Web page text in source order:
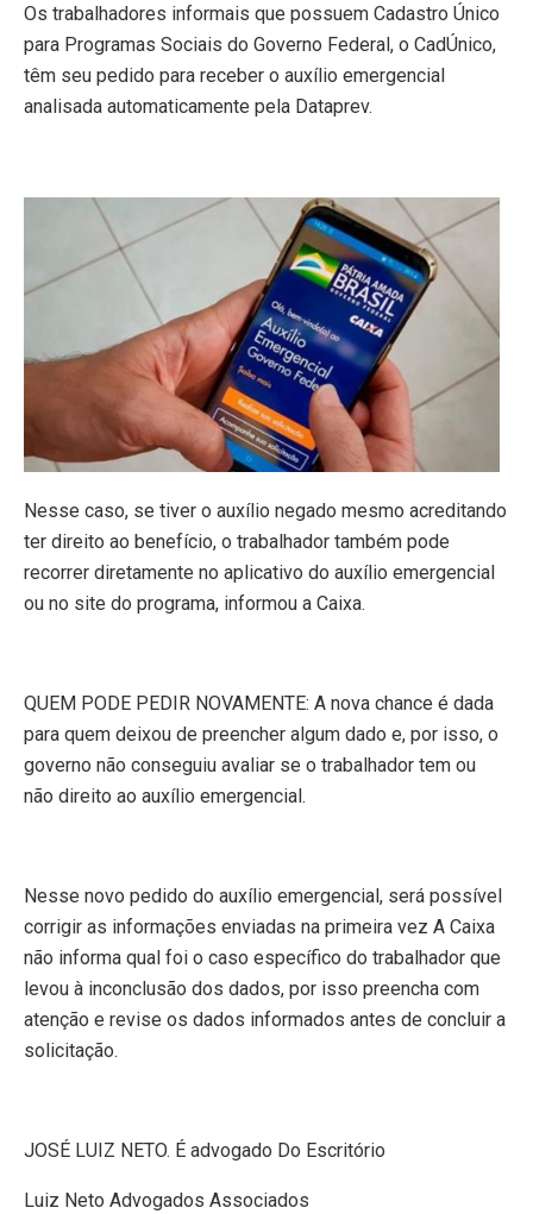
Os trabalhadores informais que possuem Cadastro Único
para Programas Sociais do Governo Federal, o CadÚnico,
têm seu pedido para receber o auxílio emergencial
analisada automaticamente pela Dataprev.
Nesse caso, se tiver o auxílio negado mesmo acreditando
ter direito ao benefício, o trabalhador também pode
recorrer diretamente no aplicativo do auxílio emergencial
ou no site do programa, informou a Caixa.
QUEM PODE PEDIR NOVAMENTE: A nova chance é dada
para quem deixou de preencher algum dado e, por isso, o
governo não conseguiu avaliar se o trabalhador tem ou
não direito ao auxílio emergencial.
Nesse novo pedido do auxílio emergencial, será possível
corrigir as informações enviadas na primeira vez A Caixa
não informa qual foi o caso específico do trabalhador que
levou à inconclusão dos dados, por isso preencha com
atenção e revise os dados informados antes de concluir a
solicitação.
JOSÉ LUIZ NETO. É advogado Do Escritório
Luiz Neto Advogados Associados